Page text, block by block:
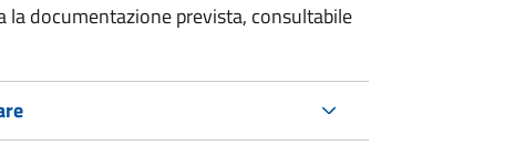
documentazione prevista, consultabile